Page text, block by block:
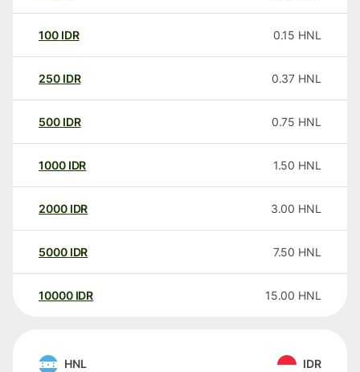
100 IDR 0.15 HNL
250 IDR 0.37 HNL
500 IDR 0.75 HNL
1000 IDR 1.50 HNL
2000 IDR 3.00 HNL
5000 IDR 7.50 HNL
10000 IDR 15.00 HNL
HNL IDR